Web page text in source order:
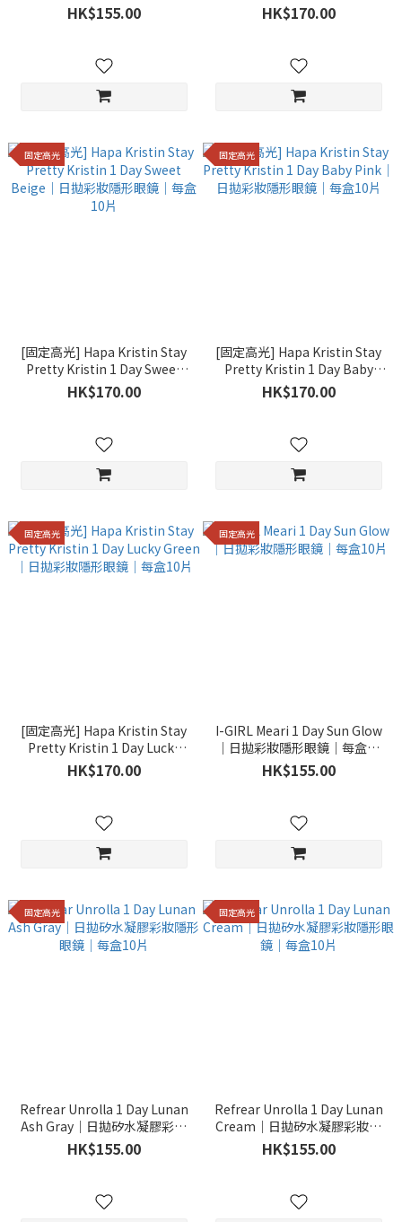
HK$155.00
Black｜日拋彩妝隱形眼鏡｜每
盒10片
HK$170.00
固定高光
[固定高光] Hapa Kristin Stay
Pretty Kristin 1 Day Sweet
Beige｜日拋彩妝隱形眼鏡｜每
盒10片
HK$170.00
固定高光
[固定高光] Hapa Kristin Stay
Pretty Kristin 1 Day Baby
Pink｜日拋彩妝隱形眼鏡｜每
盒10片
HK$170.00
固定高光
[固定高光] Hapa Kristin Stay
Pretty Kristin 1 Day Lucky
Green｜日拋彩妝隱形眼鏡｜
每盒10片
HK$170.00
固定高光
I-GIRL Meari 1 Day Sun Glow
｜日拋彩妝隱形眼鏡｜每盒10
片
HK$155.00
固定高光
Refrear Unrolla 1 Day Lunan
Ash Gray｜日拋矽水凝膠彩妝
隱形眼鏡｜每盒10片
HK$155.00
固定高光
Refrear Unrolla 1 Day Lunan
Cream｜日拋矽水凝膠彩妝隱
形眼鏡｜每盒10片
HK$155.00